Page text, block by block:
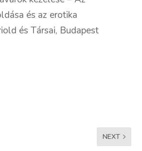
és az erotika
és Társai, Budapest
NEXT